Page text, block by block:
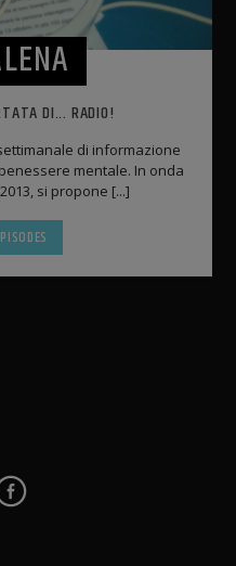
DI... RADIO!
di informazione
mentale. In onda
si propone [...]